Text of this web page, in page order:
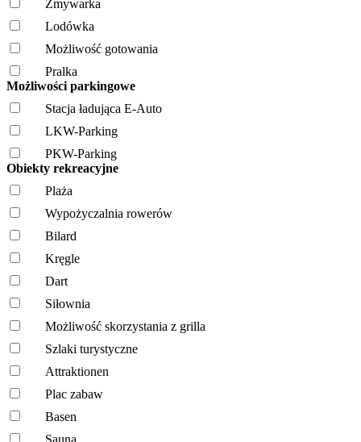
Zmywarka
Lodówka
Możliwość gotowania
Pralka
Możliwości parkingowe
Stacja ładująca E-Auto
LKW-Parking
PKW-Parking
Obiekty rekreacyjne
Plaża
Wypożyczalnia rowerów
Bilard
Kręgle
Dart
Siłownia
Możliwość skorzystania z grilla
Szlaki turystyczne
Attraktionen
Plac zabaw
Basen
Sauna